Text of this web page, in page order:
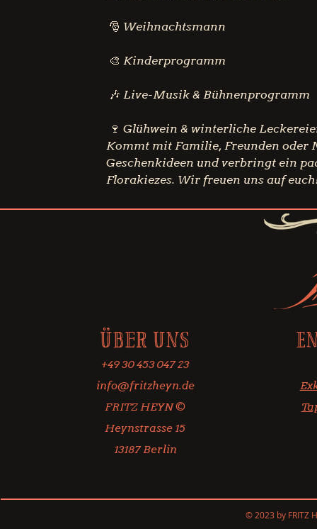
🎅 Weihnachtsmann
🎨 Kinderprogramm
🎶 Live-Musik & Bühnenprogramm
🍷 Glühwein & winterliche
Kommt mit Familie, Freunden oder
Geschenkideen und verbringt ein
Florakiezes. Wir freuen uns auf
Über uns
+49 30 453 047 23
info@fritzheyn.de
FRITZ HEYN ©
Heynstrasse 15
13187 Berlin
© 2023 by FRITZ